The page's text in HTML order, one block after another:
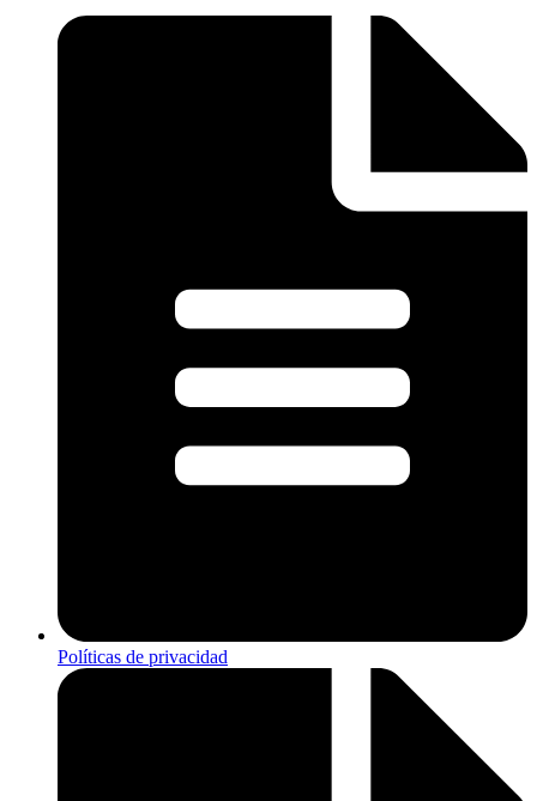
Políticas de privacidad